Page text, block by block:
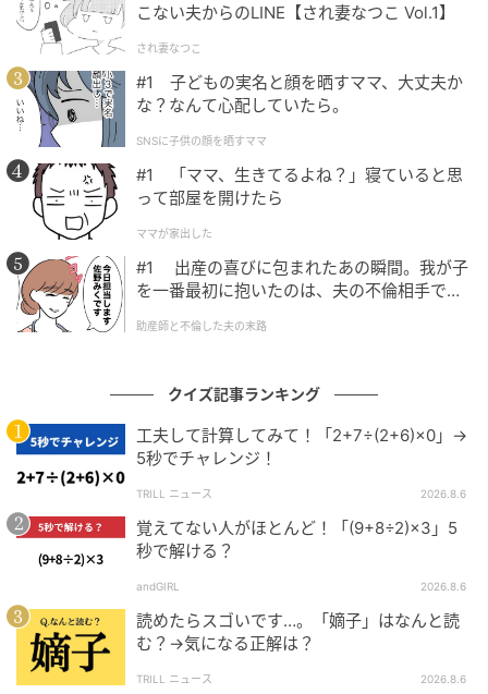
こない夫からのLINE【され妻なつこ Vol.1】
され妻なつこ
#1 子どもの実名と顔を晒すママ、大丈夫か
な？なんて心配していたら。
SNSに子供の顔を晒すママ
#1 「ママ、生きてるよね？」寝ていると思
って部屋を開けたら
ママが家出した
#1 出産の喜びに包まれたあの瞬間。我が子
を一番最初に抱いたのは、夫の不倫相手でし
助産師と不倫した夫の末路
クイズ記事ランキング
工夫して計算してみて！「2+7÷(2+6)×0」→
5秒でチャレンジ！
TRILL ニュース 2026.8.6
覚えてない人がほとんど！「(9+8÷2)×3」5
秒で解ける？
andGIRL 2026.8.6
読めたらスゴいです…。「嫡子」はなんと読
む？→気になる正解は？
TRILL ニュース 2026.8.6